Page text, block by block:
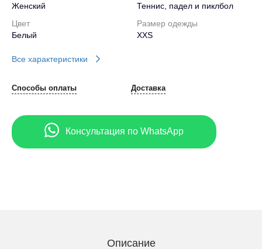
Женский
Теннис, падел и пиклбол
Цвет
Белый
Размер одежды
XXS
Все характеристики
Способы оплаты Доставка
Консультация по WhatsApp
Описание